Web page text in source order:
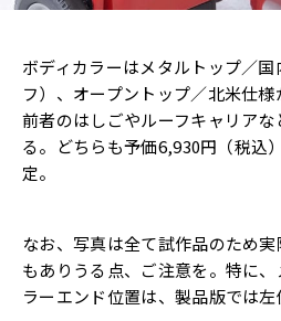
ボディカラーはメタルトップ／
フ）、オープントップ／北米仕様
前者のはしごやルーフキャリア
る。どちらも予価6,930円（税込
定。
なお、写真は全て試作品のため
もありうる点、ご注意を。特に
ラーエンド位置は、製品版では左